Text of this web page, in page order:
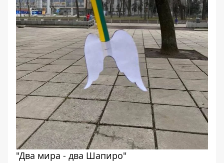
"Два мира - два Шапиро"